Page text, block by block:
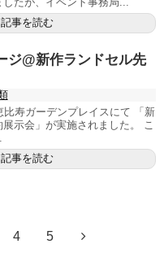
記事を読む
ジ@新作ランドセル先
比寿ガーデンプレイスにて 「新
示会」が実施されました。 こ
記事を読む
4 5